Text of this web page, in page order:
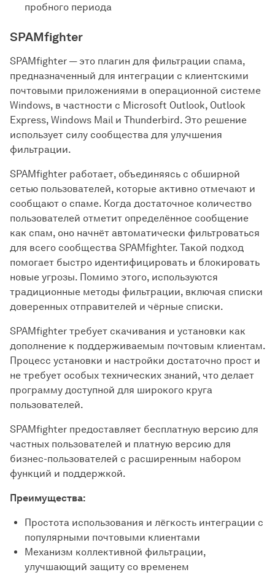
пробного периода
SPAMfighter
SPAMfighter — это плагин для фильтрации спама,
предназначенный для интеграции с клиентскими
почтовыми приложениями в операционной системе
Windows, в частности с Microsoft Outlook, Outlook
Express, Windows Mail и Thunderbird. Это решение
использует силу сообщества для улучшения
фильтрации.
SPAMfighter работает, объединяясь с обширной
сетью пользователей, которые активно отмечают и
сообщают о спаме. Когда достаточное количество
пользователей отметит определённое сообщение
как спам, оно начнёт автоматически фильтроваться
для всего сообщества SPAMfighter. Такой подход
помогает быстро идентифицировать и блокировать
новые угрозы. Помимо этого, используются
традиционные методы фильтрации, включая списки
доверенных отправителей и чёрные списки.
SPAMfighter требует скачивания и установки как
дополнение к поддерживаемым почтовым клиентам.
Процесс установки и настройки достаточно прост и
не требует особых технических знаний, что делает
программу доступной для широкого круга
пользователей.
SPAMfighter предоставляет бесплатную версию для
частных пользователей и платную версию для
бизнес-пользователей с расширенным набором
функций и поддержкой.
Преимущества:
Простота использования и лёгкость интеграции с
популярными почтовыми клиентами
Механизм коллективной фильтрации,
улучшающий защиту со временем